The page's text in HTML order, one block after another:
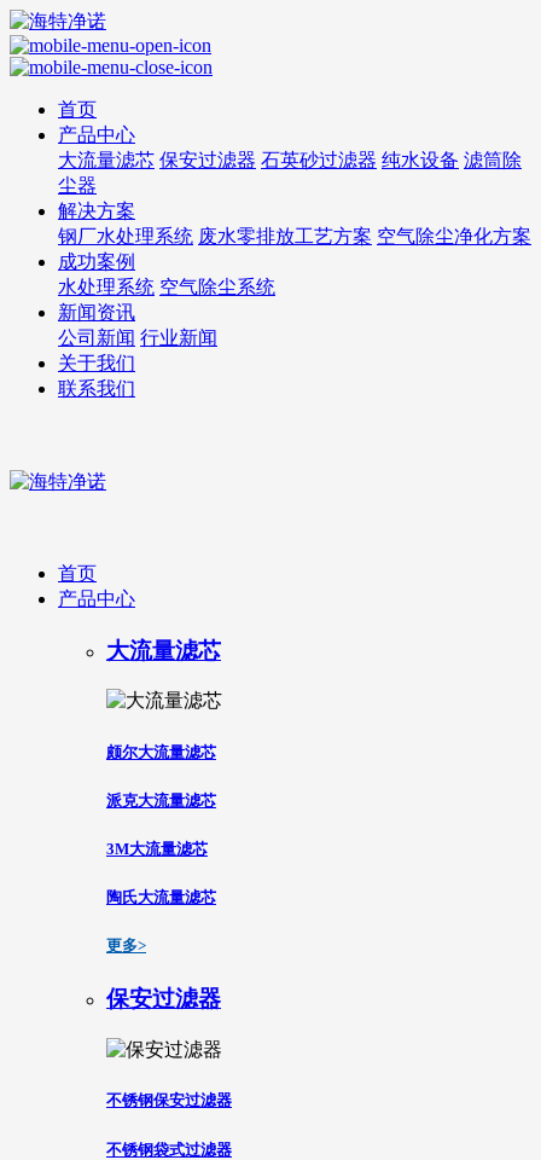
首页
产品中心
大流量滤芯 保安过滤器 石英砂过滤器 纯水设备 滤筒除
尘器
解决方案
钢厂水处理系统 废水零排放工艺方案 空气除尘净化方案
成功案例
水处理系统 空气除尘系统
新闻资讯
公司新闻 行业新闻
关于我们
联系我们
首页
产品中心
大流量滤芯
颇尔大流量滤芯
派克大流量滤芯
3M大流量滤芯
陶氏大流量滤芯
更多>
保安过滤器
不锈钢保安过滤器
不锈钢袋式过滤器